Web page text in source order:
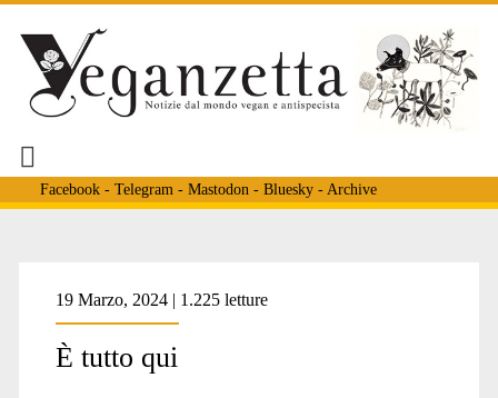
Facebook- Telegram - Mastodon - Bluesky- Archive
<span>David
19 Marzo, 2024 | 1.225 letture
È tutto qui